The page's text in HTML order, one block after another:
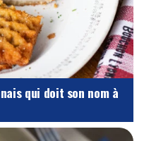
qui doit son nom à